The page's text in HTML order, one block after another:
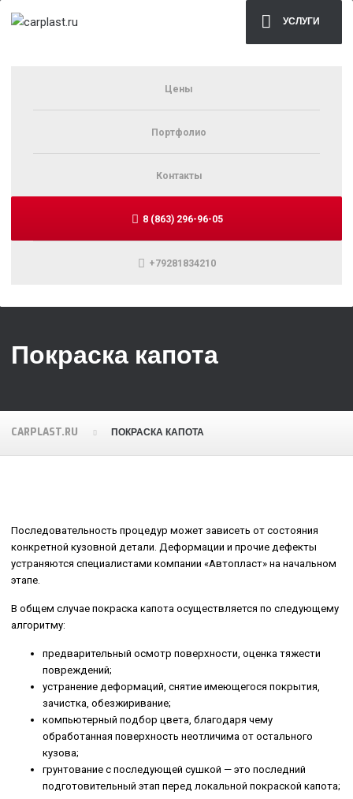
УСЛУГИ
Цены
Портфолио
Контакты
8 (863) 296-96-05
+79281834210
Покраска капота
CARPLAST.RU ПОКРАСКА КАПОТА
Последовательность процедур может зависеть от состояния
конкретной кузовной детали. Деформации и прочие дефекты
устраняются специалистами компании «Автопласт» на начальном
этапе.
В общем случае покраска капота осуществляется по следующему
алгоритму:
предварительный осмотр поверхности, оценка тяжести
повреждений;
устранение деформаций, снятие имеющегося покрытия,
зачистка, обезжиривание;
компьютерный подбор цвета, благодаря чему
обработанная поверхность неотличима от остального
кузова;
грунтование с последующей сушкой — это последний
подготовительный этап перед локальной покраской капота;